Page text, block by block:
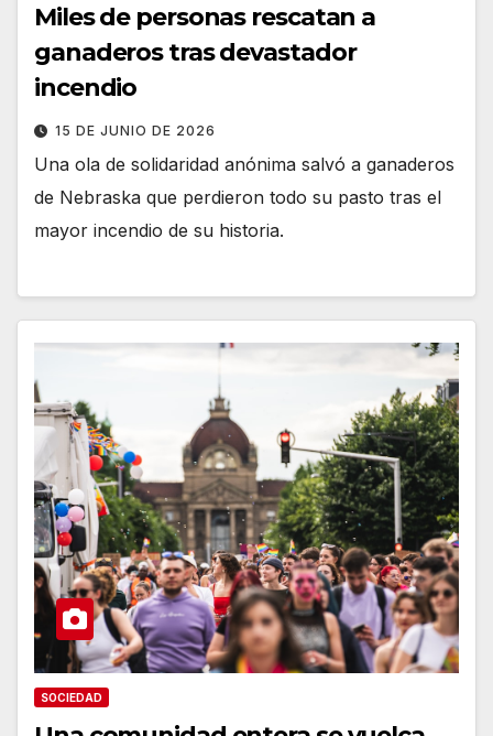
Miles de personas rescatan a
ganaderos tras devastador
incendio
15 DE JUNIO DE 2026
Una ola de solidaridad anónima salvó a ganaderos
de Nebraska que perdieron todo su pasto tras el
mayor incendio de su historia.
SOCIEDAD